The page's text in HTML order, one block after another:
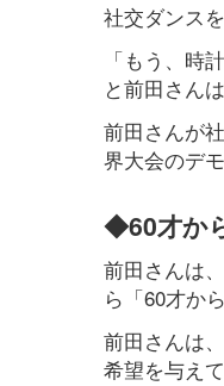
社交ダンス
「もう、時
と前田さん
前田さんが
界大会のデ
◆60才か
前田さんは
ら「60才か
前田さんは
希望を与え